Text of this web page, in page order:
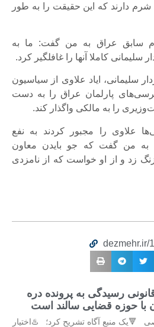
شرم دارند که این حقیقت را به طور
سابق عراق به من گفت: ما به
سلیمانی کاملا آنها را غافلگیر کرد.
سلیمانی، ایاد علاوی از سیاسیون
پارلمان عراق را به دست
را به مالکی واگذار کند.
علاوی را مجبور کردند به نفع
به من گفت که جو بایدن معاون
زد و از او خواست که از نامزدی
dezmehr.ir/
قانونی رسیدگی به پرونده دره
با حوزه قضایی سالند است
🔻یک منبع آگاه تشریح کرد؛ ♨️اختیار